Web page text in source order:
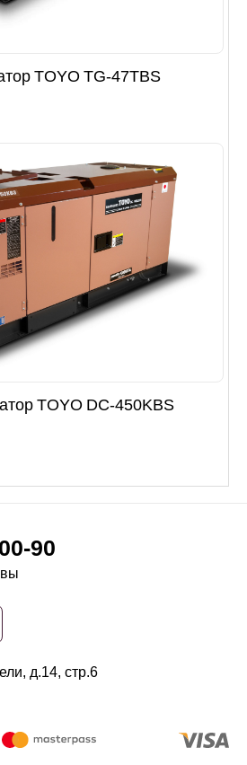
TOYO TG-47TBS
TOYO DC-450KBS
90
д.14, стр.6